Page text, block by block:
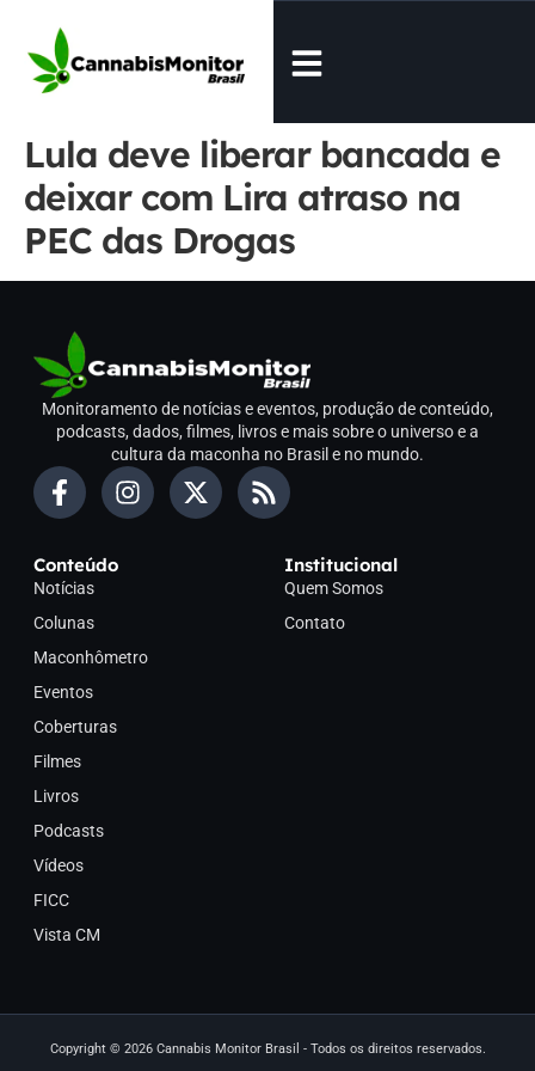
Lula deve liberar bancada e
deixar com Lira atraso na
PEC das Drogas
Monitoramento de notícias e eventos, produção de conteúdo,
podcasts, dados, filmes, livros e mais sobre o universo e a
cultura da maconha no Brasil e no mundo.
Conteúdo
Notícias
Colunas
Maconhômetro
Eventos
Coberturas
Filmes
Livros
Podcasts
Vídeos
FICC
Vista CM
Institucional
Quem Somos
Contato
Copyright © 2026 Cannabis Monitor Brasil - Todos os direitos reservados.